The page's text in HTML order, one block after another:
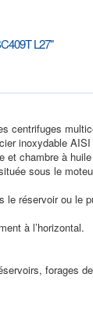
L27"
centrifuges
inoxydable
et chambre à
sous le
le réservoir ou le
à l’horizontal.
forages